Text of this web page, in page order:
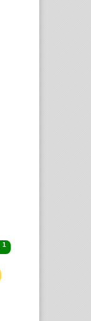
1